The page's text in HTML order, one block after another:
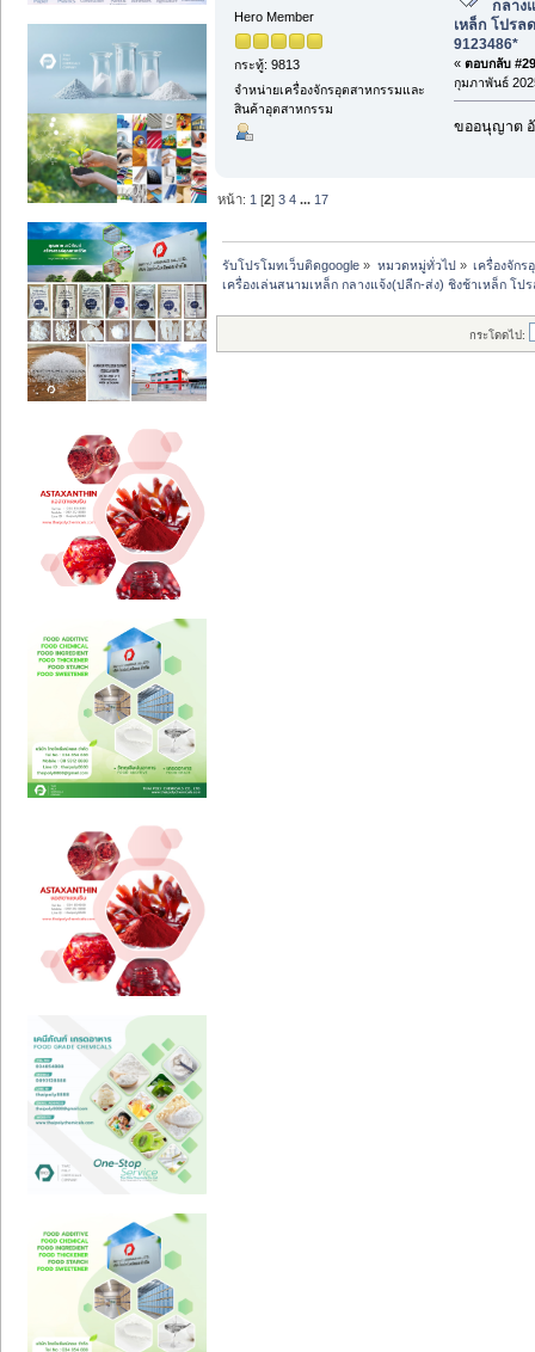
Hero Member
กระทู้: 9813
จำหน่ายเครื่องจักรอุตสาหกรรมและ
สินค้าอุตสาหกรรม
กลาง
เหล็ก โปรล
9123486*
« ตอบกลับ
กุมภาพันธ์
ขออนุญาต
หน้า: 1 [2]3 4 ... 17
รับโปรโมทเว็บติดgoogle » หมวดหมู่ทั่วไป» เครื่องจัก
เครื่องเล่นสนามเหล็ก กลางแจ้ง(ปลีก-ส่ง) ชิงช้าเหล็ก โ
กระโดดไป: